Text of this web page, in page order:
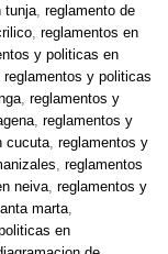
tunja reglamento de
reglamentos en
y politicas en
reglamentos y politicas
reglamentos y
reglamentos y
cucuta reglamentos y
reglamentos
neiva reglamentos y
marta
en